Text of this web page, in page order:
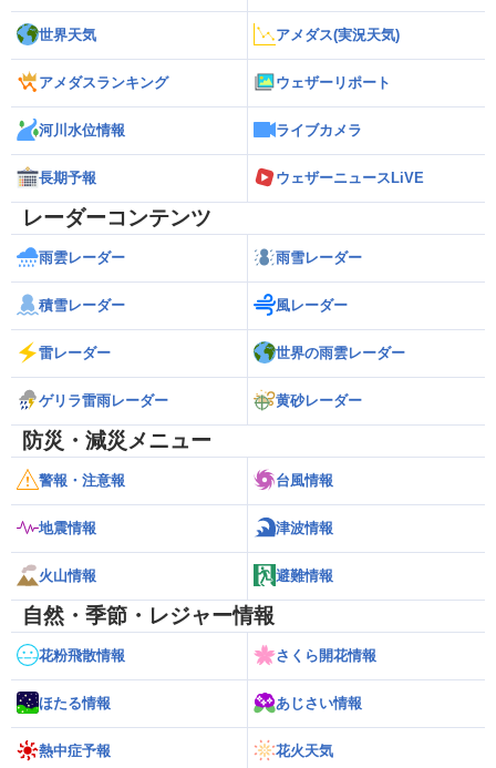
世界天気 アメダス(実況天気)
アメダスランキング ウェザーリポート
河川水位情報 ライブカメラ
長期予報 ウェザーニュースLiVE
レーダーコンテンツ
雨雲レーダー 雨雪レーダー
積雪レーダー 風レーダー
雷レーダー 世界の雨雲レーダー
ゲリラ雷雨レーダー 黄砂レーダー
防災・減災メニュー
警報・注意報 台風情報
地震情報 津波情報
火山情報 避難情報
自然・季節・レジャー情報
花粉飛散情報 さくら開花情報
ほたる情報 あじさい情報
熱中症予報 花火天気